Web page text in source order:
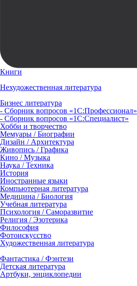
Книги
Нехудожественная литература
Бизнес литература
- Сборник вопросов «1С:Профессионал»
- Сборник вопросов «1С:Специалист»
Хобби и творчество
Мемуары / Биографии
Дизайн / Архитектура
Живопись / Графика
Кино / Музыка
Наука / Техника
История
Иностранные языки
Компьютерная литература
Медицина / Биология
Учебная литература
Психология / Саморазвитие
Религия / Эзотерика
Философия
Фотоискусство
Художественная литература
Фантастика / Фэнтези
Детская литература
Артбуки, энциклопедии